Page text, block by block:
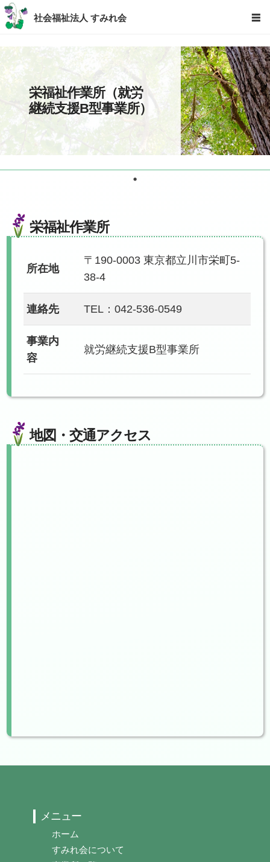
社会福祉法人 すみれ会 ☰
栄福祉作業所（就労
継続支援B型事業所）
栄福祉作業所
所在地
〒190-0003 東京都立川市栄町5-
38-4
連絡先 TEL：042-536-0549
事業内
容
就労継続支援B型事業所
地図・交通アクセス
メニュー
ホーム
すみれ会について